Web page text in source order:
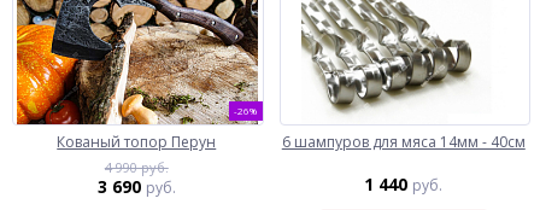
-26%
Кованый топор Перун
4 990 руб.
3 690 руб.
6 шампуров для мяса 14мм - 40см
1 440 руб.